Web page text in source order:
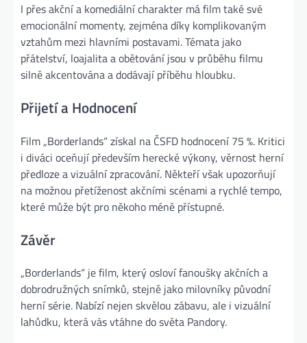
I přes akční a komediální charakter má film také své
emocionální momenty, zejména díky komplikovaným
vztahům mezi hlavními postavami. Témata jako
přátelství, loajalita a obětování jsou v průběhu filmu
silně akcentována a dodávají příběhu hloubku.
Přijetí a Hodnocení
Film „Borderlands“ získal na ČSFD hodnocení 75 %. Kritici
i diváci oceňují především herecké výkony, věrnost herní
předloze a vizuální zpracování. Někteří však upozorňují
na možnou přetíženost akčními scénami a rychlé tempo,
které může být pro někoho méně přístupné.
Závěr
„Borderlands“ je film, který osloví fanoušky akčních a
dobrodružných snímků, stejně jako milovníky původní
herní série. Nabízí nejen skvělou zábavu, ale i vizuální
lahůdku, která vás vtáhne do světa Pandory.